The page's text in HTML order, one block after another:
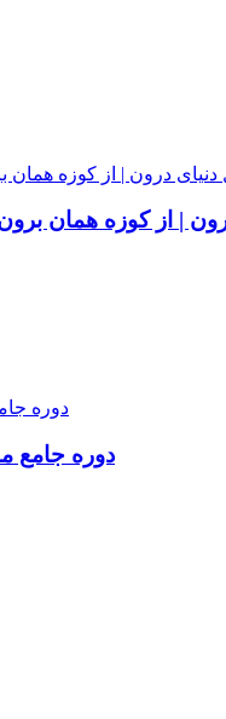
درون | از کوزه همان
دوره جامع